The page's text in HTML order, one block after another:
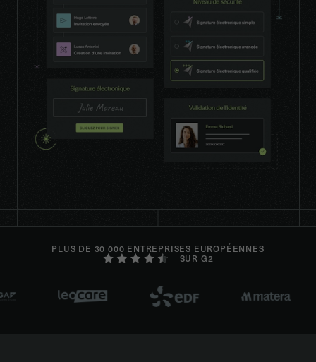
PLUS DE 30 000 ENTREPRISES EUROPÉENNES
SUR G2